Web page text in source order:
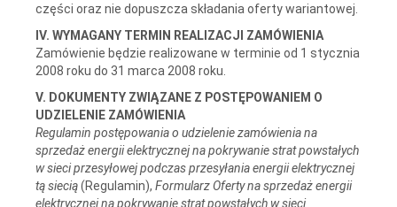
części oraz nie dopuszcza składania oferty wariantowej.
IV. WYMAGANY TERMIN REALIZACJI ZAMÓWIENIA
Zamówienie będzie realizowane w terminie od 1 stycznia
2008 roku do 31 marca 2008 roku.
V. DOKUMENTY ZWIĄZANE Z POSTĘPOWANIEM O
UDZIELENIE ZAMÓWIENIA
Regulamin postępowania o udzielenie zamówienia na
sprzedaż energii elektrycznej na pokrywanie strat powstałych
w sieci przesyłowej podczas przesyłania energii elektrycznej
tą siecią(Regulamin), Formularz Oferty na sprzedaż energii
elektrycznej na pokrywanie strat powstałych w sieci